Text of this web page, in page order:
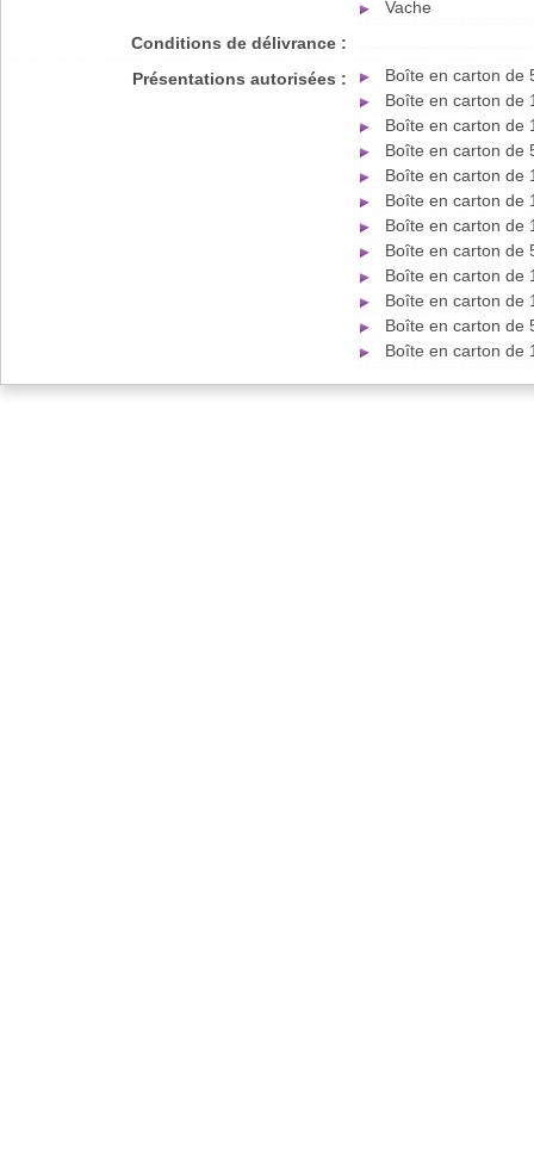
Vache
Conditions de délivrance :
Présentations autorisées :
Boîte en carton de
Boîte en carton de
Boîte en carton de
Boîte en carton de
Boîte en carton de
Boîte en carton de
Boîte en carton de
Boîte en carton de
Boîte en carton de
Boîte en carton de
Boîte en carton de
Boîte en carton de